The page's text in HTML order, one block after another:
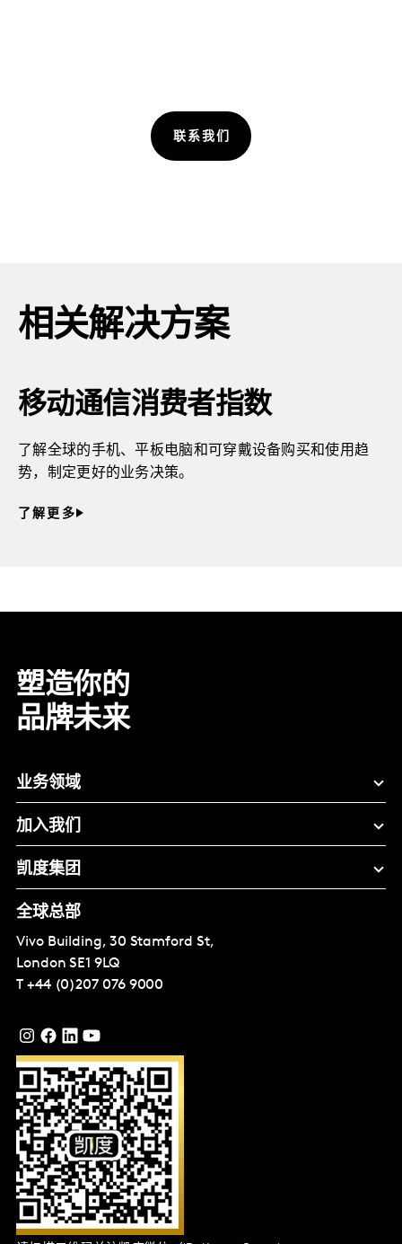
联系我们
相关解决方案
移动通信消费者指数
了解全球的手机、平板电脑和可穿戴设备购买和使用趋
势，制定更好的业务决策。
了解更多
塑造你的
品牌未来
业务领域
加入我们
凯度集团
全球总部
Vivo Building, 30 Stamford St,
London SE1 9LQ
T +44 (0)207 076 9000